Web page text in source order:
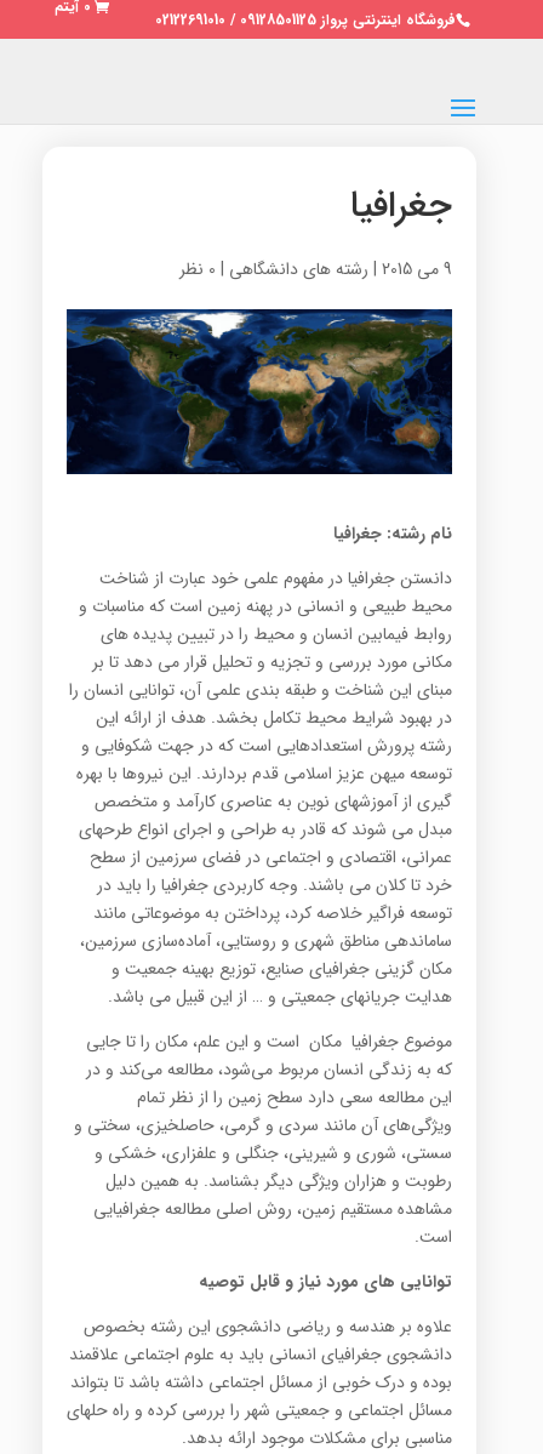
فروشگاه اینترنتی پرواز 09128501125 / 02122691010
0 آیتم
جغرافیا
9 می 2015 | رشته های دانشگاهی | 0 نظر
نام رشته: جغرافیا
دانستن جغرافیا در مفهوم علمی خود عبارت از شناخت
محیط طبیعی و انسانی در پهنه زمین است که مناسبات و
روابط فیمابین انسان و محیط را در تبیین پدیده های
مکانی مورد بررسی و تجزیه و تحلیل قرار می دهد تا بر
مبنای این شناخت و طبقه بندی علمی آن، توانایی انسان را
در بهبود شرایط محیط تکامل بخشد. هدف از ارائه این
رشته پرورش استعدادهایی است که در جهت شکوفایی و
توسعه میهن عزیز اسلامی قدم بردارند. این نیروها با بهره
گیری از آموزشهای نوین به عناصری کارآمد و متخصص
مبدل می شوند که قادر به طراحی و اجرای انواع طرحهای
عمرانی، اقتصادی و اجتماعی در فضای سرزمین از سطح
خرد تا کلان می باشند. وجه کاربردی جغرافیا را باید در
توسعه فراگیر خلاصه کرد، پرداختن به موضوعاتی مانند
ساماندهی مناطق شهری و روستایی، آماده‌سازی سرزمین،
مکان گزینی جغرافیای صنایع، توزیع بهینه جمعیت و
هدایت جریانهای جمعیتی و … از این قبیل می باشد.
موضوع جغرافیا مکان است و این علم، مکان را تا جایی
که به زندگی انسان مربوط می‌شود، مطالعه می‌کند و در
این مطالعه سعی دارد سطح زمین را از نظر تمام
ویژگی‌های آن مانند سردی و گرمی، حاصلخیزی، سختی و
سستی، شوری و شیرینی، جنگلی و علفزاری، خشکی و
رطوبت و هزاران ویژگی‌ دیگر بشناسد. به همین دلیل
مشاهده مستقیم زمین، روش اصلی مطالعه جغرافیایی
است.
توانایی های مورد نیاز و قابل توصیه
علاوه بر هندسه و ریاضی دانشجوی این رشته بخصوص
دانشجوی جغرافیای انسانی باید به علوم اجتماعی علاقمند
بوده و درک خوبی از مسائل اجتماعی داشته باشد تا بتواند
مسائل اجتماعی و جمعیتی شهر را بررسی کرده و راه حلهای
مناسبی برای مشکلات موجود ارائه بدهد.